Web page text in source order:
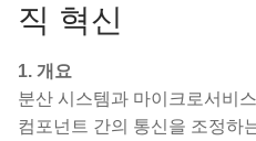
직 혁신
1. 개요
분산 시스템과 마이크로서비
컴포넌트 간의 통신을 조정하